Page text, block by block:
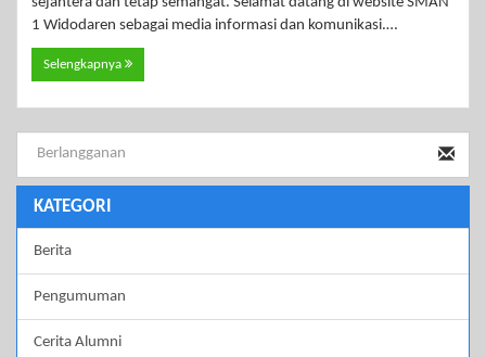
1 Widodaren sebagai media informasi dan komunikasi.…
Selengkapnya
KATEGORI
Berita
Pengumuman
Cerita Alumni